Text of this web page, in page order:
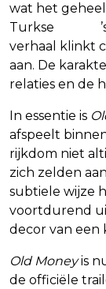
wat het
Turkse
verhaal klinkt
aan. De
relaties en de
In essentie is
afspeelt
rijkdom niet
zich zelden
subtiele wijze
voortdurend
decor van een
Old Moneyis
de officiële